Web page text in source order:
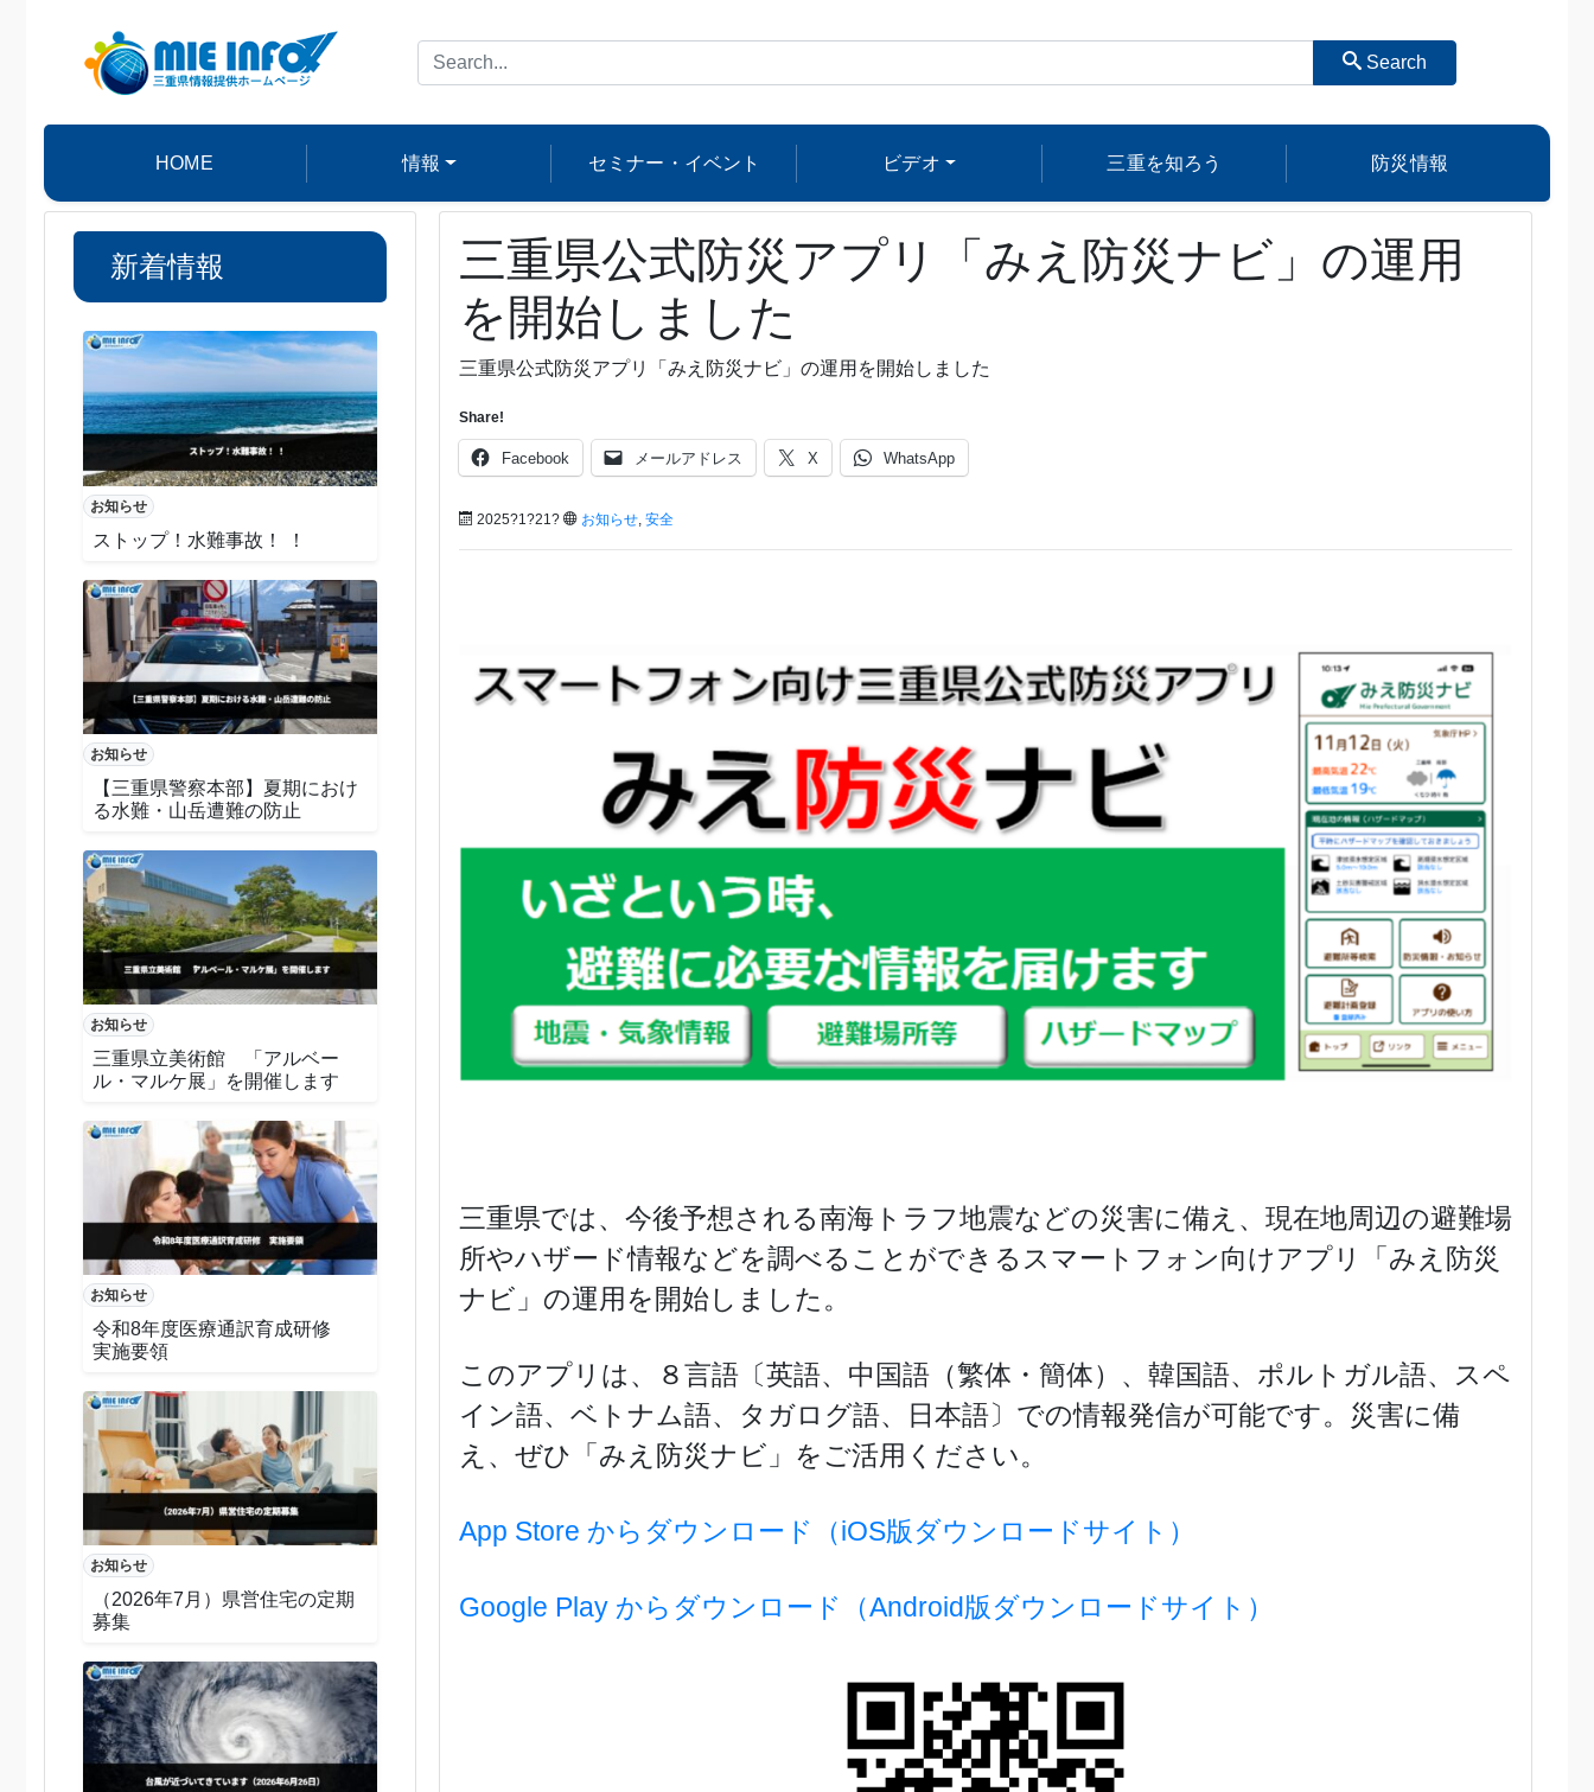
Search
HOME 情報 セミナー・イベント ビデオ 三重を知ろう 防災情報
新着情報
お知らせ
ストップ！水難事故！ ！
お知らせ
【三重県警察本部】夏期におけ
る水難・山岳遭難の防止
お知らせ
三重県立美術館 「アルベー
ル・マルケ展」を開催します
お知らせ
令和8年度医療通訳育成研修
実施要領
お知らせ
（2026年7月）県営住宅の定期
募集
三重県公式防災アプリ「みえ防災ナビ」の運用
を開始しました
三重県公式防災アプリ「みえ防災ナビ」の運用を開始しました
Share!
Facebook メールアドレス X WhatsApp
2025?1?21? お知らせ, 安全
三重県では、今後予想される南海トラフ地震などの災害に備え、現在地周辺の避難場
所やハザード情報などを調べることができるスマートフォン向けアプリ「みえ防災
ナビ」の運用を開始しました。
このアプリは、８言語〔英語、中国語（繁体・簡体）、韓国語、ポルトガル語、スペ
イン語、ベトナム語、タガログ語、日本語〕での情報発信が可能です。災害に備
え、ぜひ「みえ防災ナビ」をご活用ください。
App Store からダウンロード（iOS版ダウンロードサイト）
Google Play からダウンロード（Android版ダウンロードサイト）